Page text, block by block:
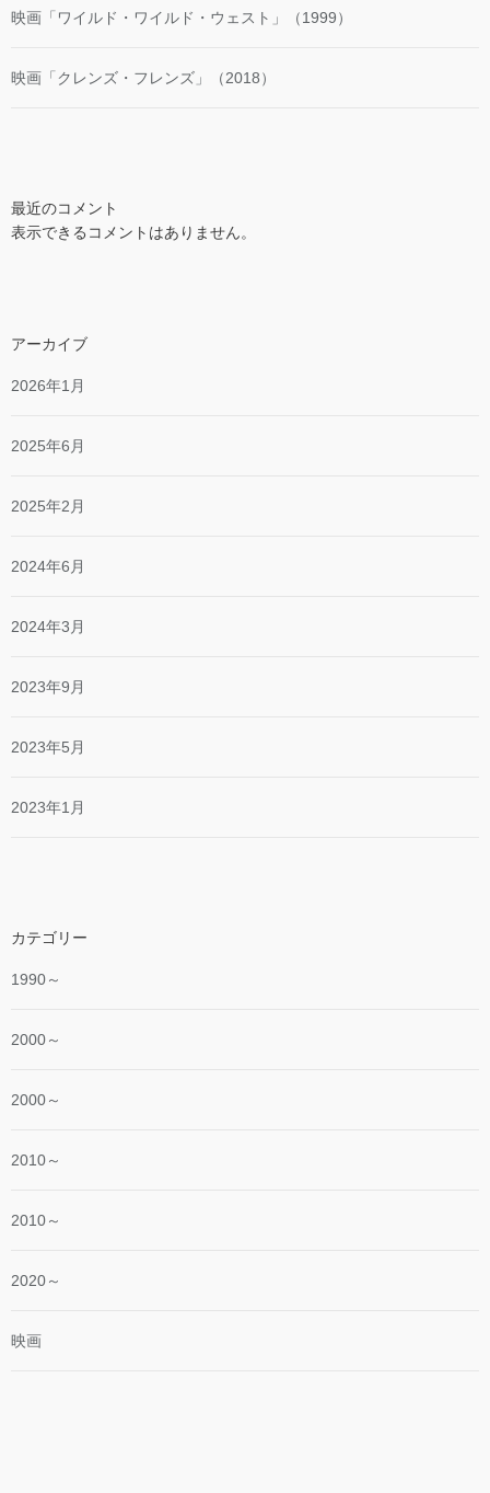
映画「ワイルド・ワイルド・ウェスト」（1999）
映画「クレンズ・フレンズ」（2018）
最近のコメント
表示できるコメントはありません。
アーカイブ
2026年1月
2025年6月
2025年2月
2024年6月
2024年3月
2023年9月
2023年5月
2023年1月
カテゴリー
1990～
2000～
2000～
2010～
2010～
2020～
映画